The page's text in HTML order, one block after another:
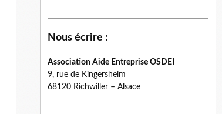
Nous écrire :
Association Aide Entreprise OSDEI
9, rue de Kingersheim
68120 Richwiller – Alsace